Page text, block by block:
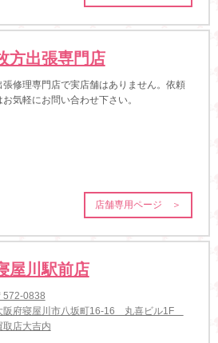
方出張専門店
張修理専門店で実店舗はありません。依頼
お気軽にお問い合わせ下さい。
店舗専用ページ ＞
屋川駅前店
572-0838
阪府寝屋川市八坂町16-16 丸喜ビル1F
取店大吉内